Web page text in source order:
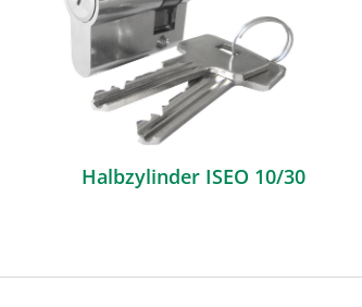
Halbzylinder ISEO 10/30